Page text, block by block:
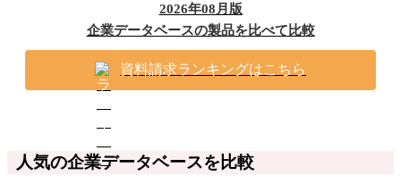
2026年08月版
企業データベースの製品を比べて比較
資料請求ランキングはこちら
人気の企業データベースを比較